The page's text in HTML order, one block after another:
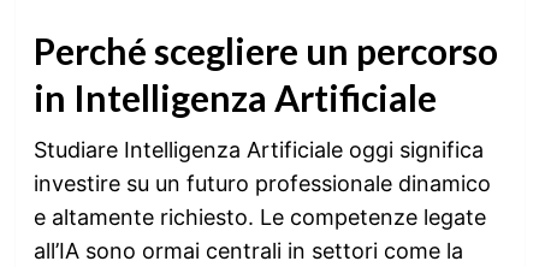
Perché scegliere un percorso
in Intelligenza Artificiale
Studiare Intelligenza Artificiale oggi significa
investire su un futuro professionale dinamico
e altamente richiesto. Le competenze legate
all’IA sono ormai centrali in settori come la